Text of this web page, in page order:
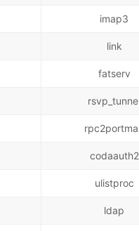
imap3
link
fatserv
codaauth2
ulistproc
ldap